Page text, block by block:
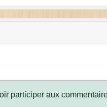
participer aux